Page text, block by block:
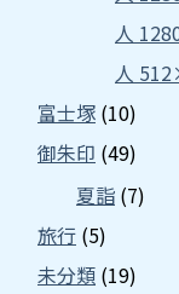
人
人
富士塚 (10)
御朱印 (49)
夏詣 (7)
旅行 (5)
未分類 (19)